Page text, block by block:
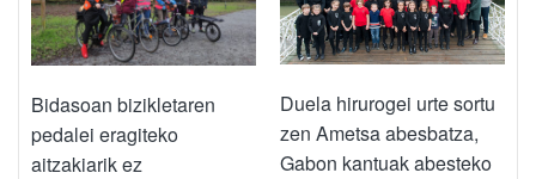
Bidasoan bizikletaren
pedalei eragiteko
aitzakiarik ez
Duela hirurogei urte sortu
zen Ametsa abesbatza,
Gabon kantuak abesteko